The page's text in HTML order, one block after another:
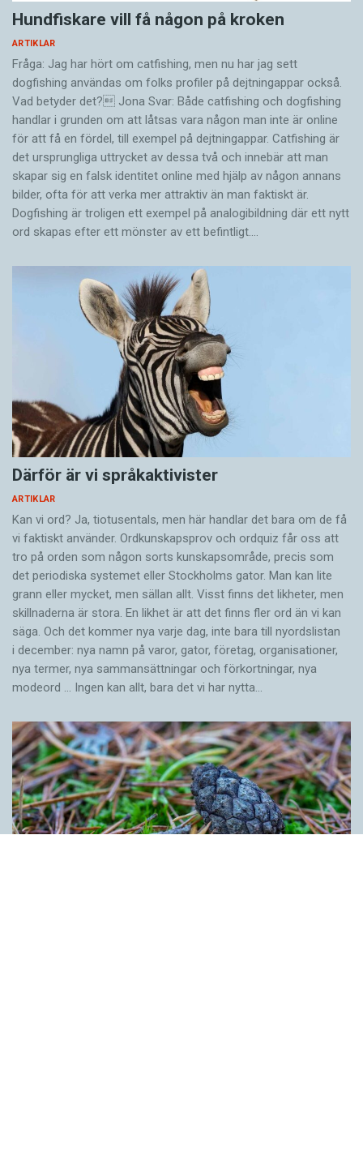
Hundfiskare vill få någon på kroken
ARTIKLAR
Fråga: Jag har hört om catfishing, men nu har jag sett
dogfishing användas om folks profiler på dejtningappar också.
Vad betyder det? Jona Svar: Både catfishing och dogfishing
handlar i grunden om att låtsas vara någon man inte är online
för att få en fördel, till exempel på dejtningappar. Catfishing är
det ursprungliga uttrycket av dessa två och innebär att man
skapar sig en falsk identitet online med hjälp av någon annans
bilder, ofta för att verka mer attraktiv än man faktiskt är.
Dogfishing är troligen ett exempel på analogibildning där ett nytt
ord skapas efter ett mönster av ett befintligt.…
Därför är vi språkaktivister
ARTIKLAR
Kan vi ord? Ja, tiotusentals, men här handlar det bara om de få
vi faktiskt använder. Ordkunskapsprov och ordquiz får oss att
tro på orden som någon sorts kunskapsområde, precis som
det periodiska systemet eller Stockholms gator. Man kan lite
grann eller mycket, men sällan allt. Visst finns det likheter, men
skillnaderna är stora. En likhet är att det finns fler ord än vi kan
säga. Och det kommer nya varje dag, inte bara till nyordslistan
i december: nya namn på varor, gator, företag, organisationer,
nya termer, nya samman­sättningar och förkortningar, nya
modeord … Ingen kan allt, bara det vi har nytta…